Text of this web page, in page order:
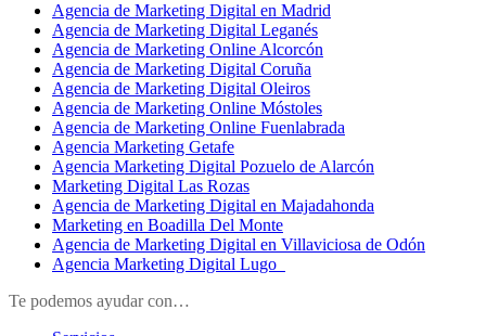
Agencia de Marketing Digital en Madrid
Agencia de Marketing Digital Leganés
Agencia de Marketing Online Alcorcón
Agencia de Marketing Digital Coruña
Agencia de Marketing Digital Oleiros
Agencia de Marketing Online Móstoles
Agencia de Marketing Online Fuenlabrada
Agencia Marketing Getafe
Agencia Marketing Digital Pozuelo de Alarcón
Marketing Digital Las Rozas
Agencia de Marketing Digital en Majadahonda
Marketing en Boadilla Del Monte
Agencia de Marketing Digital en Villaviciosa de Odón
Agencia Marketing Digital Lugo
Te podemos ayudar con…